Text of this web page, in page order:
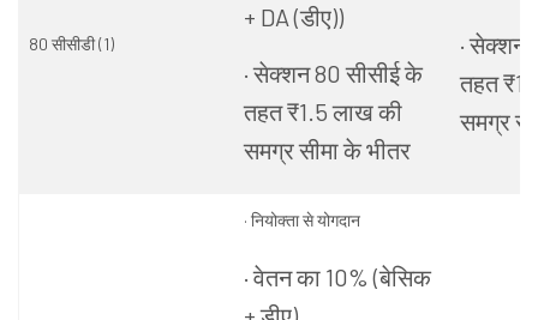
80 सीसीडी (1)
+ DA(डीए))
· सेक्शन 80 सीसीई के
तहत ₹1.5 लाख की
समग्र सीमा के भीतर
· सेक्शन
तहत
समग्र
· नियोक्ता से योगदान
· वेतन का 10% (बेसिक